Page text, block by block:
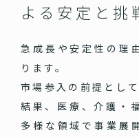
よる安定と挑
急成長や安定性の理
ります。
市場参入の前提とし
結果、医療、介護・
多様な領域で事業展